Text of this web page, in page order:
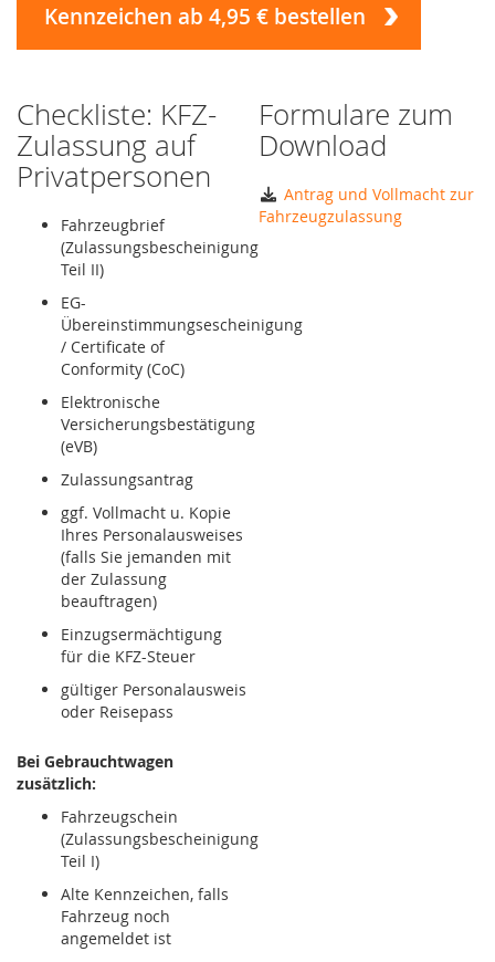
Kennzeichen ab 4,95 € bestellen
Checkliste: KFZ-
Zulassung auf
Privatpersonen
Fahrzeugbrief
(Zulassungsbescheinigung
Teil II)
EG-
Übereinstimmungsescheinigung
/ Certificate of
Conformity (CoC)
Elektronische
Versicherungsbestätigung
(eVB)
Zulassungsantrag
ggf. Vollmacht u. Kopie
Ihres Personalausweises
(falls Sie jemanden mit
der Zulassung
beauftragen)
Einzugsermächtigung
für die KFZ-Steuer
gültiger Personalausweis
oder Reisepass
Bei Gebrauchtwagen
zusätzlich:
Fahrzeugschein
(Zulassungsbescheinigung
Teil I)
Alte Kennzeichen, falls
Fahrzeug noch
angemeldet ist
Formulare zum
Download
Antrag und Vollmacht zur
Fahrzeugzulassung